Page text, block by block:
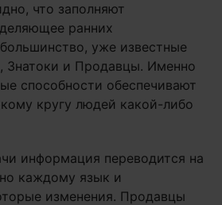
что заполняют
ранних
уже известные
Знатоки и Продавцы. Именно
способности обеспечивают
кругу людей какой-либо
информация переводится на
каждому язык и
изменения. Продавцы